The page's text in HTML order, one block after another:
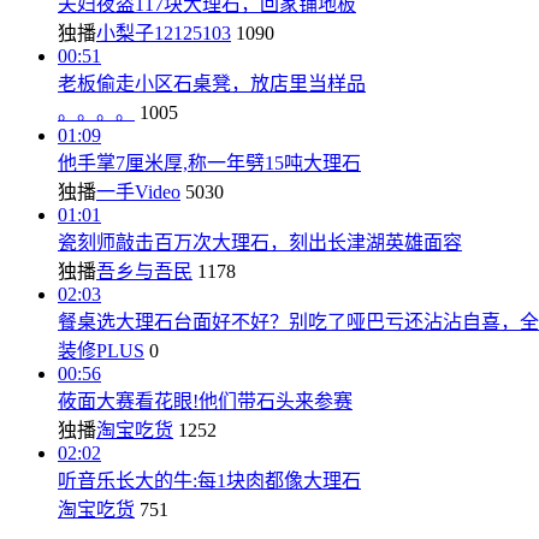
夫妇夜盗117块大理石，回家铺地板
独播小梨子12125103 1090
00:51
老板偷走小区石桌凳，放店里当样品
。。。。
1005
01:09
他手掌7厘米厚,称一年劈15吨大理石
独播一手Video 5030
01:01
瓷刻师敲击百万次大理石，刻出长津湖英雄面容
独播吾乡与吾民 1178
02:03
餐桌选大理石台面好不好？别吃了哑巴亏还沾沾自喜，
装修PLUS 0
00:56
莜面大赛看花眼!他们带石头来参赛
独播淘宝吃货 1252
02:02
听音乐长大的牛:每1块肉都像大理石
淘宝吃货 751